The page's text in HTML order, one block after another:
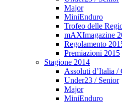
Major
MiniEnduro
Trofeo delle
mAXImagazine
Regolamento
Premiazioni 2015
Stagione 2014
Assoluti d’Italia /
Under23 / Senior
Major
MiniEnduro